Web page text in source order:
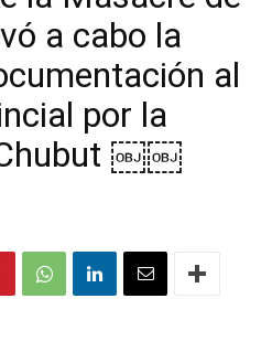
a cabo la
al
por la
￼￼